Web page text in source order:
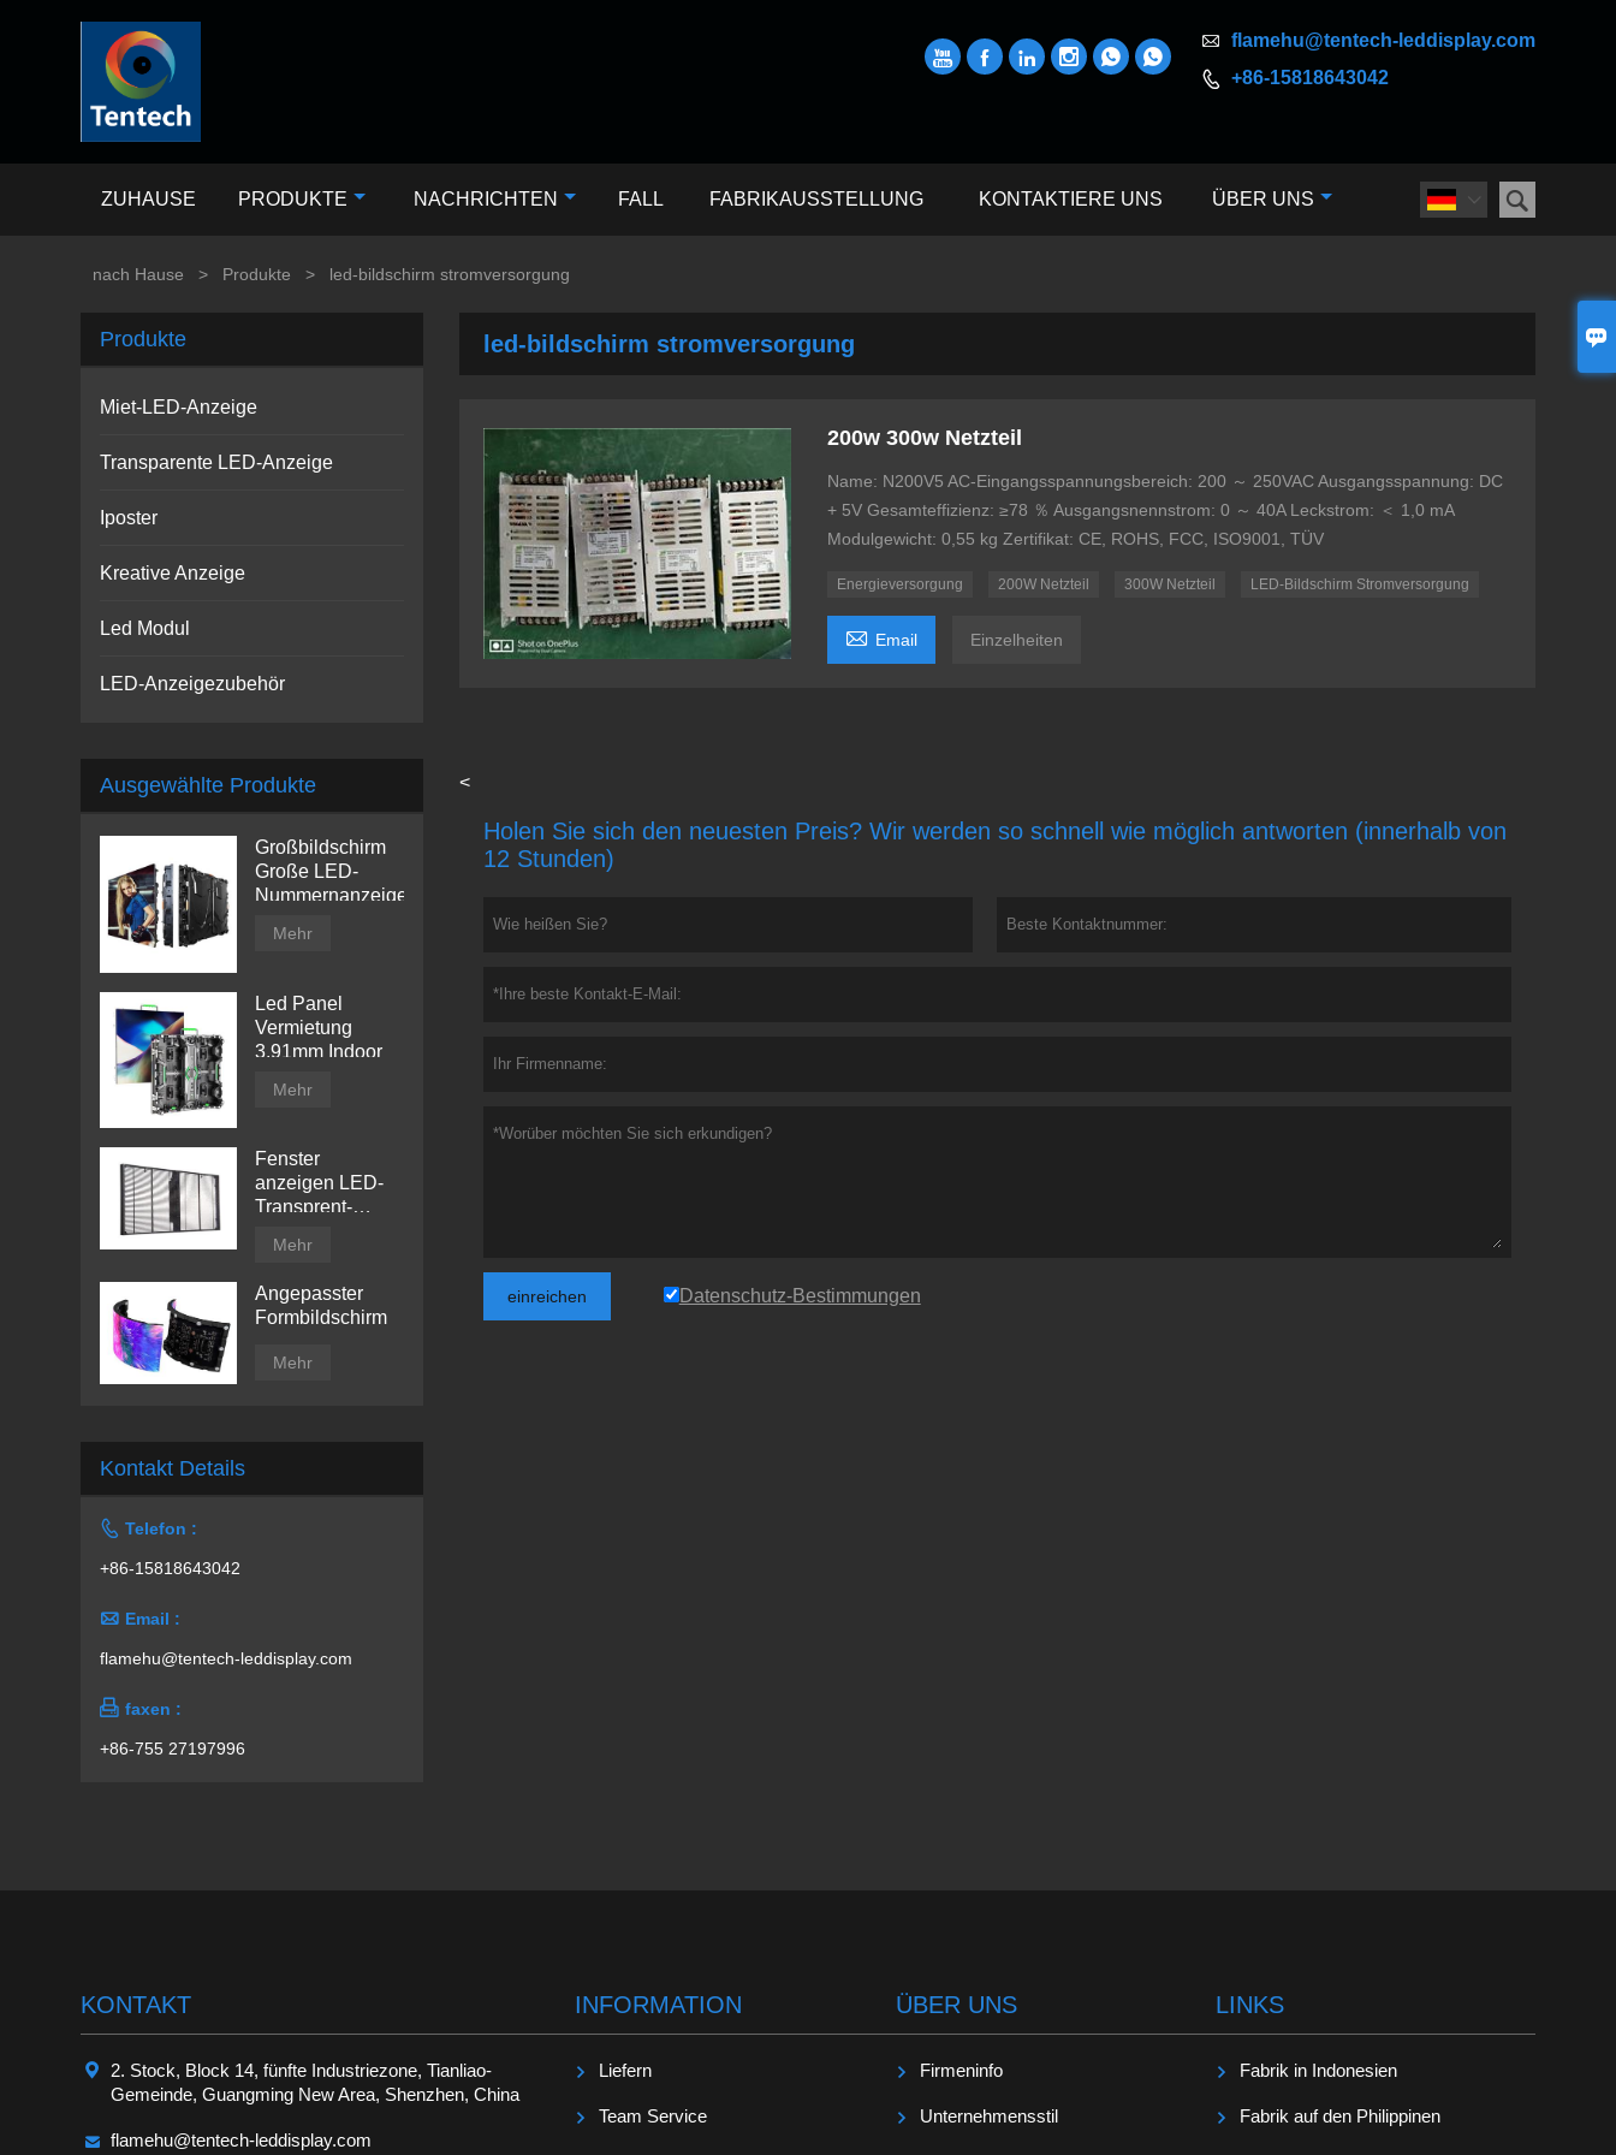

 flamehu@tentech-leddisplay.com
 +86-15818643042
     
 
ZUHAUSE PRODUKTE NACHRICHTEN FALL FABRIKAUSSTELLUNG KONTAKTIERE UNS ÜBER UNS
nach Hause > Produkte > led-bildschirm stromversorgung
led-bildschirm stromversorgung
200w 300w Netzteil
Name: N200V5 AC-Eingangsspannungsbereich: 200 ～ 250VAC Ausgangsspannung: DC
+ 5V Gesamteffizienz: ≥78 ％ Ausgangsnennstrom: 0 ～ 40A Leckstrom: ＜ 1,0 mA
Modulgewicht: 0,55 kg Zertifikat: CE, ROHS, FCC, ISO9001, TÜV
Energieversorgung 200W Netzteil 300W Netzteil LED-Bildschirm Stromversorgung
 Email Einzelheiten
<
Holen Sie sich den neuesten Preis? Wir werden so schnell wie möglich antworten (innerhalb von
12 Stunden)
einreichen Datenschutz-Bestimmungen
Produkte
Miet-LED-Anzeige
Transparente LED-Anzeige
Iposter
Kreative Anzeige
Led Modul
LED-Anzeigezubehör
Ausgewählte Produkte
Großbildschirm
Große LED-
Nummernanzeige
Mehr
Led Panel
Vermietung
3.91mm Indoor
Mehr
Fenster
anzeigen LED-
Transprent-
Mehr
Angepasster
Formbildschirm
Mehr
Kontakt Details
 Telefon :
+86-15818643042
 Email :
flamehu@tentech-leddisplay.com
 faxen :
+86-755 27197996
KONTAKT

2. Stock, Block 14, fünfte Industriezone, Tianliao-
Gemeinde, Guangming New Area, Shenzhen, China
 flamehu@tentech-leddisplay.com
INFORMATION
Liefern
Team Service
ÜBER UNS
Firmeninfo
Unternehmensstil
LINKS
Fabrik in Indonesien
Fabrik auf den Philippinen